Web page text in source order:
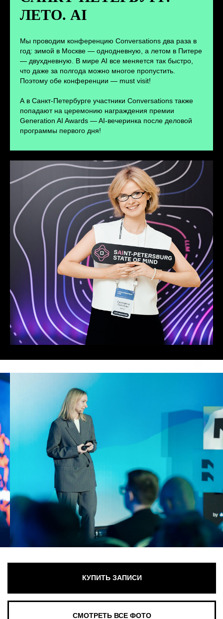
ЛЕТО. AI
Мы проводим конференцию Conversations два раза в
год: зимой в Москве — однодневную, а летом в Питере
— двухдневную. В мире AI все меняется так быстро,
что даже за полгода можно многое пропустить.
Поэтому обе конференции — must visit!
А в Санкт-Петербурге участники Conversations также
попадают на церемонию награждения премии
Generation AI Awards — AI-вечеринка после деловой
программы первого дня!